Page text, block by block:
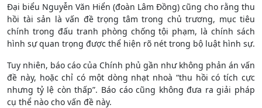
Đại biểu Nguyễn Văn Hiển (đoàn Lâm Đồng) cũng cho rằng thu
hồi tài sản là vấn đề trọng tâm trong chủ trương, mục tiêu
chính trong đấu tranh phòng chống tội phạm, là chính sách
hình sự quan trọng được thể hiện rõ nét trong bộ luật hình sự.
Tuy nhiên, báo cáo của Chính phủ gần như không phản án vấn
đề này, hoặc chỉ có một dòng nhạt nhoà “thu hồi có tích cực
nhưng tỷ lệ còn thấp”. Báo cáo cũng không đưa ra giải pháp
cụ thể nào cho vấn đề này.